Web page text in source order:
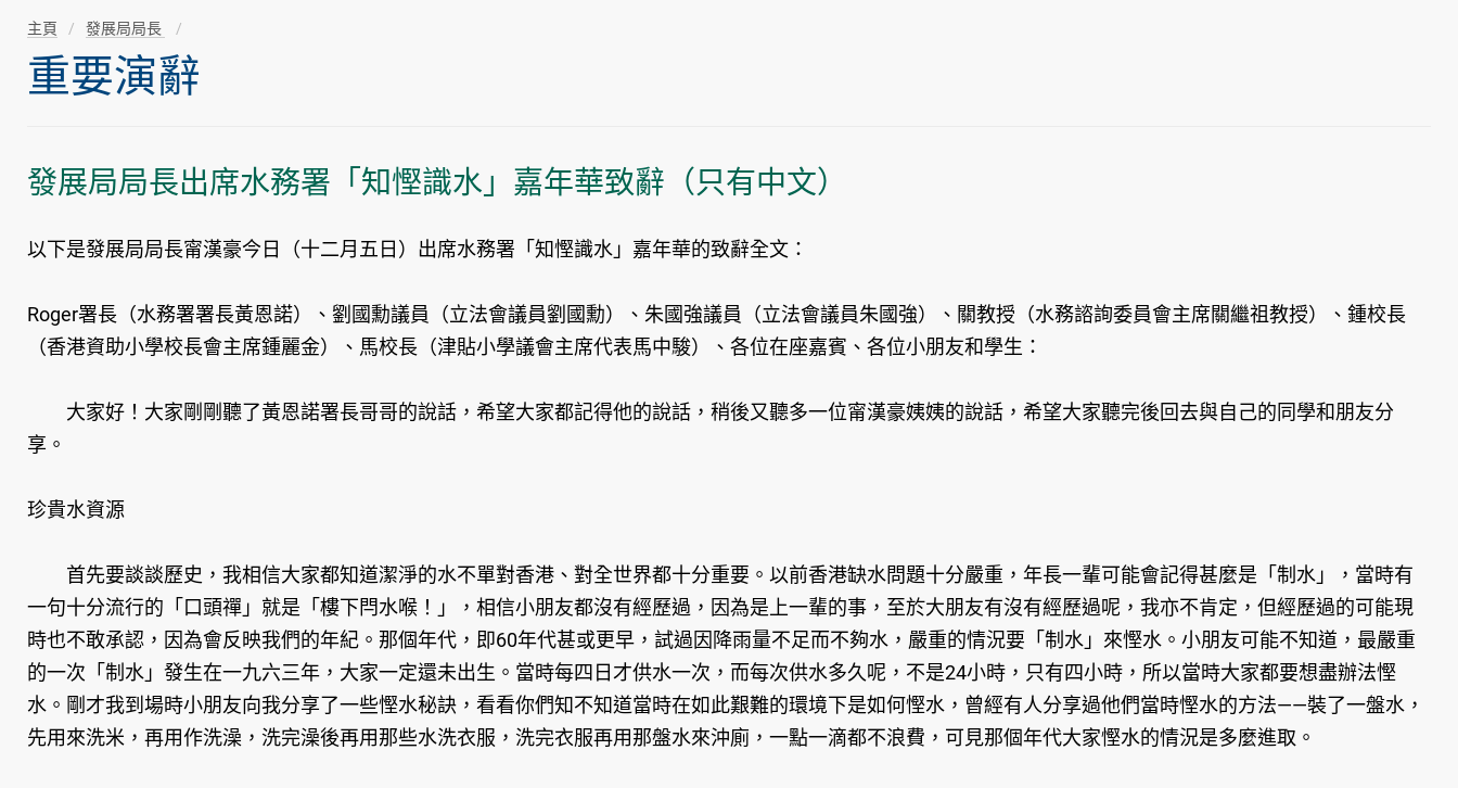
主頁 發展局局長
重要演辭
發展局局長出席水務署「知慳識水」嘉年華致辭（只有中文）
以下是發展局局長甯漢豪今日（十二月五日）出席水務署「知慳識水」嘉年華的致辭全文：
Roger署長（水務署署長黃恩諾）、劉國勳議員（立法會議員劉國勳）、朱國強議員（立法會議員朱國強）、關教授（水務諮詢委員會主席關繼祖教授）、鍾校長
（香港資助小學校長會主席鍾麗金）、馬校長（津貼小學議會主席代表馬中駿）、各位在座嘉賓、各位小朋友和學生：
大家好！大家剛剛聽了黃恩諾署長哥哥的說話，希望大家都記得他的說話，稍後又聽多一位甯漢豪姨姨的說話，希望大家聽完後回去與自己的同學和朋友分
享。
珍貴水資源
首先要談談歷史，我相信大家都知道潔淨的水不單對香港、對全世界都十分重要。以前香港缺水問題十分嚴重，年長一輩可能會記得甚麼是「制水」，當時有
一句十分流行的「口頭禪」就是「樓下閂水喉！」，相信小朋友都沒有經歷過，因為是上一輩的事，至於大朋友有沒有經歷過呢，我亦不肯定，但經歷過的可能現
時也不敢承認，因為會反映我們的年紀。那個年代，即60年代甚或更早，試過因降雨量不足而不夠水，嚴重的情況要「制水」來慳水。小朋友可能不知道，最嚴重
的一次「制水」發生在一九六三年，大家一定還未出生。當時每四日才供水一次，而每次供水多久呢，不是24小時，只有四小時，所以當時大家都要想盡辦法慳
水。剛才我到場時小朋友向我分享了一些慳水秘訣，看看你們知不知道當時在如此艱難的環境下是如何慳水，曾經有人分享過他們當時慳水的方法——裝了一盤水，
先用來洗米，再用作洗澡，洗完澡後再用那些水洗衣服，洗完衣服再用那盤水來沖廁，一點一滴都不浪費，可見那個年代大家慳水的情況是多麼進取。